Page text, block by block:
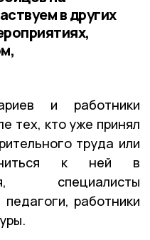
в других
и работники
тех, кто уже принял
труда или
к ней в
специалисты
работники